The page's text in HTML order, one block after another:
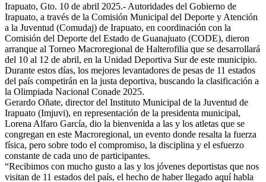
Irapuato, Gto. 10 de abril 2025.- Autoridades del Gobierno de
Irapuato, a través de la Comisión Municipal del Deporte y Atención
a la Juventud (Comudaj) de Irapuato, en coordinación con la
Comisión del Deporte del Estado de Guanajuato (CODE), dieron
arranque al Torneo Macroregional de Halterofilia que se desarrollará
del 10 al 12 de abril, en la Unidad Deportiva Sur de este municipio.
Durante estos días, los mejores levantadores de pesas de 11 estados
del país competirán en la justa deportiva, buscando la clasificación a
la Olimpiada Nacional Conade 2025.
Gerardo Oñate, director del Instituto Municipal de la Juventud de
Irapuato (Imjuvi), en representación de la presidenta municipal,
Lorena Alfaro García, dio la bienvenida a las y los atletas que se
congregan en este Macroregional, un evento donde resalta la fuerza
física, pero sobre todo el compromiso, la disciplina y el esfuerzo
constante de cada uno de participantes.
“Recibimos con mucho gusto a las y los jóvenes deportistas que nos
visitan de 11 estados del país, el hecho de haber llegado aquí habla